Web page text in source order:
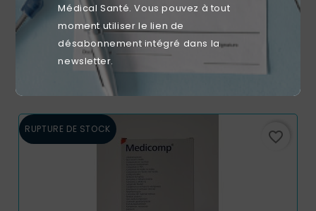
Médical Santé. Vous pouvez à tout
moment utiliser le lien de
désabonnement intégré dans la
newsletter.
Coton Octolin 30x37cm (sachet De 50)
RUPTURE DE STOCK favorite_border